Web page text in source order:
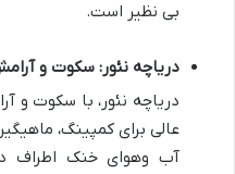
بی نظیر است.
دریاچه نئور: سکوت و
دریاچه نئور، با سکوت و
عالی برای کمپینگ،
آب وهوای خنک اطراف